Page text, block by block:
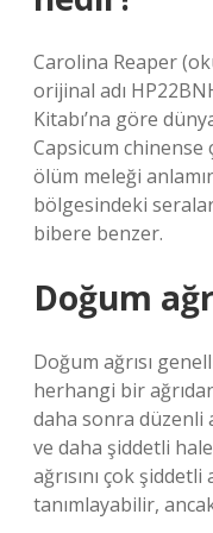
Carolina Reaper
orijinal adı
Kitabı’na göre
Capsicum
ölüm meleği
bölgesindeki
bibere benzer.
Doğum
Doğum ağrısı
herhangi bir
daha sonra düzenli
ve daha şiddetli
ağrısını çok
tanımlayabilir,